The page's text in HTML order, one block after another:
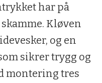
har på
Kløven
og en
sikrer trygg og
montering tres